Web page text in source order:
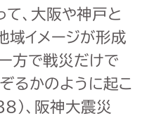
、大阪や神戸と
域イメージが形成
方で戦災だけで
るかのように起こ
）、阪神大震災